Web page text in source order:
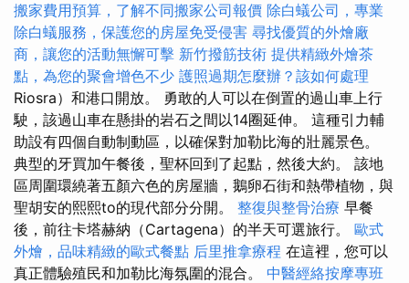
搬家費用預算，了解不同搬家公司報價 除白蟻公司，專業
除白蟻服務，保護您的房屋免受侵害 尋找優質的外燴廠
商，讓您的活動無懈可擊 新竹撥筋技術 提供精緻外燴茶
點，為您的聚會增色不少 護照過期怎麼辦？該如何處理
Riosra）和港口開放。 勇敢的人可以在倒置的過山車上行
駛，該過山車在懸掛的岩石之間以14圈延伸。 這種引力輔
助設有四個自動制動區，以確保對加勒比海的壯麗景色。
典型的牙買加午餐後，聖杯回到了起點，然後大約。 該地
區周圍環繞著五顏六色的房屋牆，鵝卵石街和熱帶植物，與
聖胡安的熙熙to的現代部分分開。 整復與整骨治療 早餐
後，前往卡塔赫納（Cartagena）的半天可選旅行。 歐式
外燴，品味精緻的歐式餐點 后里推拿療程 在這裡，您可以
真正體驗殖民和加勒比海氛圍的混合。 中醫經絡按摩專班